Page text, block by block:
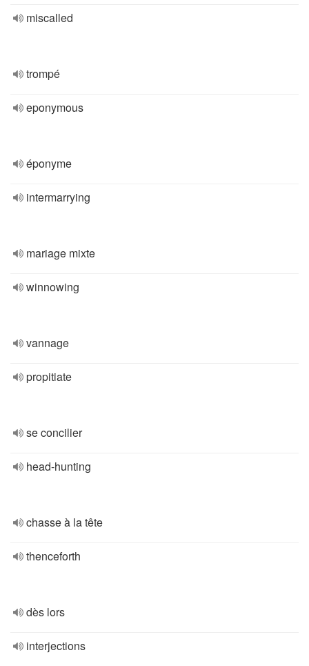
miscalled
trompé
eponymous
éponyme
intermarrying
mariage mixte
winnowing
vannage
propitiate
se concilier
head-hunting
chasse à la tête
thenceforth
dès lors
interjections